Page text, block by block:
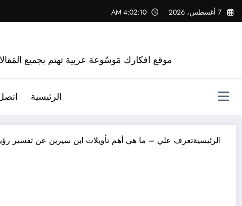
التجاوز
إلى
7 أغسطس، 2026 4:02:12 AM
موقع افكارك مَوسُوعة عربية تهتم بجميع
الرئيسية
الرئيسيةتعرف علي – ما هي أهم تأويلات ابن سيرين عن تفسير